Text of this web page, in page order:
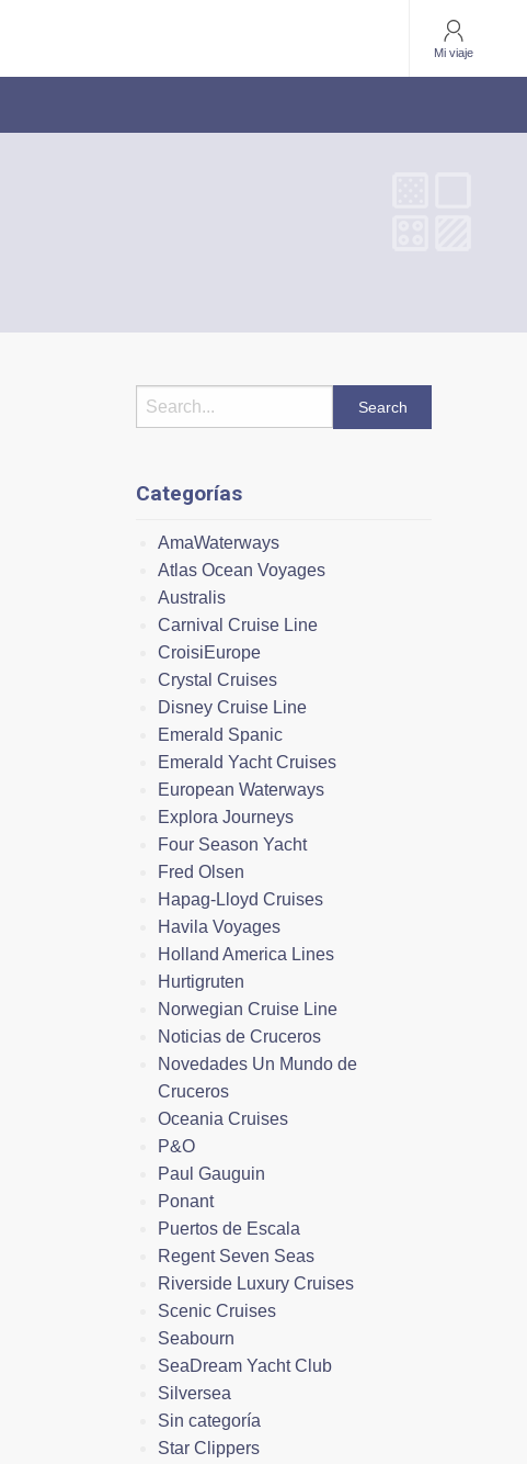
Mi viaje
Categorías
AmaWaterways
Atlas Ocean Voyages
Australis
Carnival Cruise Line
CroisiEurope
Crystal Cruises
Disney Cruise Line
Emerald Spanic
Emerald Yacht Cruises
European Waterways
Explora Journeys
Four Season Yacht
Fred Olsen
Hapag-Lloyd Cruises
Havila Voyages
Holland America Lines
Hurtigruten
Norwegian Cruise Line
Noticias de Cruceros
Novedades Un Mundo de
Cruceros
Oceania Cruises
P&O
Paul Gauguin
Ponant
Puertos de Escala
Regent Seven Seas
Riverside Luxury Cruises
Scenic Cruises
Seabourn
SeaDream Yacht Club
Silversea
Sin categoría
Star Clippers